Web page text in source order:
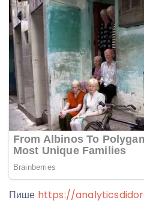
Пише https://